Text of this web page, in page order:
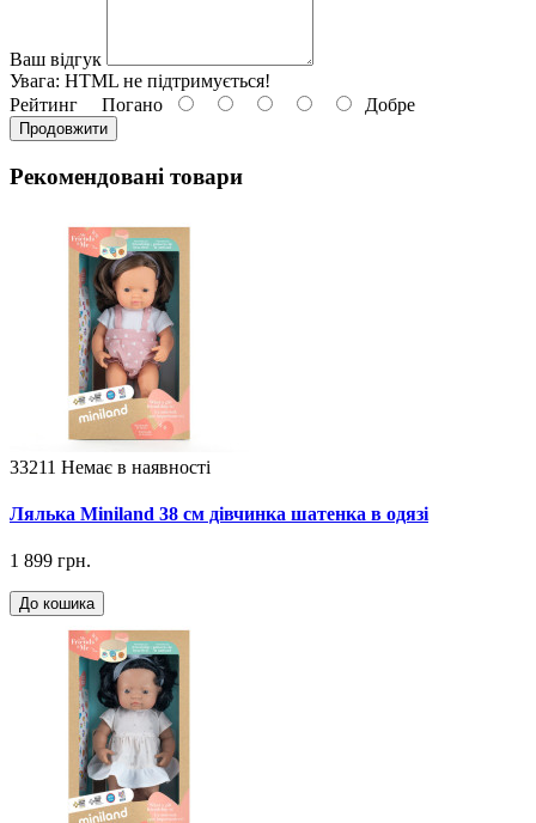
Ваш відгук
Увага: HTML не підтримується!
Рейтинг Погано Добре
Продовжити
Рекомендовані товари
33211 Немає в наявності
Лялька Miniland 38 см дівчинка шатенка в одязі
1 899 грн.
До кошика